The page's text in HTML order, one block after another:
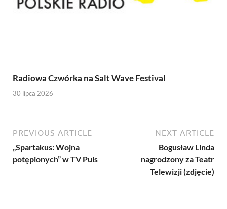
Radiowa Czwórka na Salt Wave Festival
30 lipca 2026
PREVIOUS ARTICLE
„Spartakus: Wojna
potępionych” w TV Puls
NEXT ARTICLE
Bogusław Linda
nagrodzony za Teatr
Telewizji (zdjęcie)